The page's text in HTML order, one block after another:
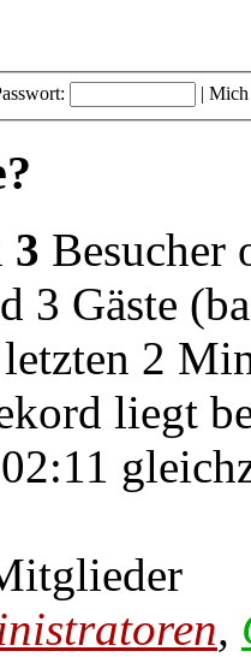
| Mich
3 Besucher
3 Gäste
2
liegt
,